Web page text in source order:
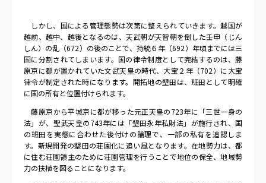
しかし、国による管理態勢は次第に整えられていきます。越国が
越前、越中、越後となるのは、天武朝が天智朝を倒した壬申（じん
しん）の乱（672）の後のことで、持統６年（692）年頃までには三
国に分割されてしまいます。国の律令制度として完結するのは、藤
原京に都が置かれていた文武天皇の時代、大宝２年（702）に大宝
律令が制定された時になります。開拓地の墾田は、班田として明確
に国の所有と位置付けられます。
藤原京から平城京に都が移った元正天皇の723年に「三世一身の
法」が、聖武天皇の743年には「墾田永年私財法」が施行され、国
の班田を実態に合わせた後付けの論理で、一部の私有を追認しま
す。新規開発の墾田の荘園化に追い風となります。在地勢力は、都
に住む荘園領主のために荘園管理を行うことで地位の保全、地域勢
力の扶植を図ることになります。